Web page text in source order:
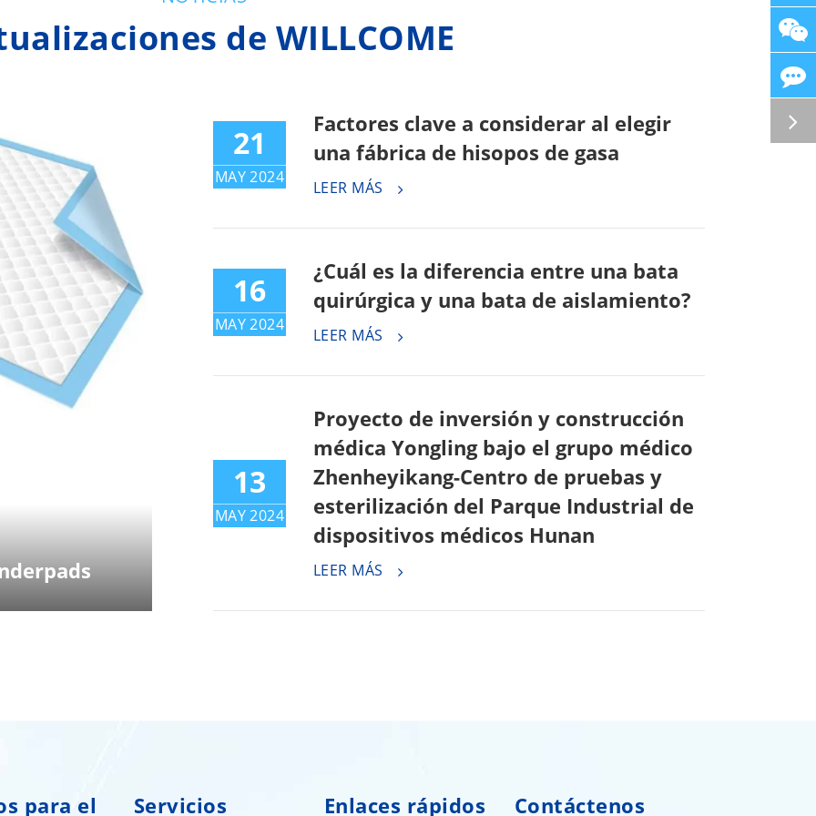
de WILLCOME
21
MAY 2024
Factores clave a considerar al elegir
una fábrica de hisopos de gasa
LEER MÁS
16
MAY 2024
¿Cuál es la diferencia entre una bata
quirúrgica y una bata de aislamiento?
LEER MÁS
13
MAY 2024
Proyecto de inversión y construcción
médica Yongling bajo el grupo médico
Zhenheyikang-Centro de pruebas y
esterilización del Parque Industrial de
dispositivos médicos Hunan
LEER MÁS
para el
Servicios Enlaces rápidos Contáctenos